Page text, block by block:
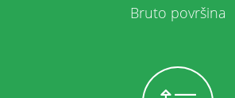
Bruto površina